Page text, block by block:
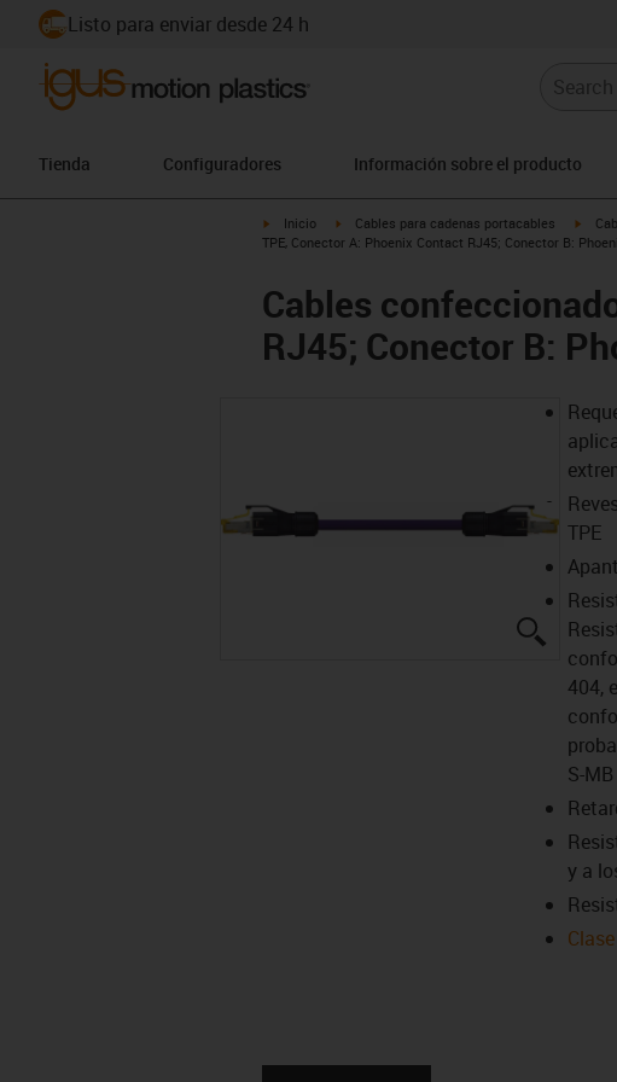
Listo para enviar desde 24 h
Tienda Configuradores Información sobre el producto
igus-icon-arrow-right
Inicio igus-icon-arrow-right
Cables para cadenas portacables
TPE, Conector A: Phoenix Contact RJ45; Conector B:
Cables
RJ45; Conector B:
igus-
TPE
404,
S-
y a